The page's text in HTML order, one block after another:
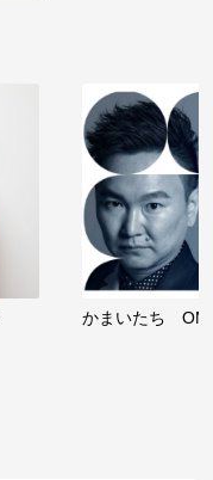
かまいたち